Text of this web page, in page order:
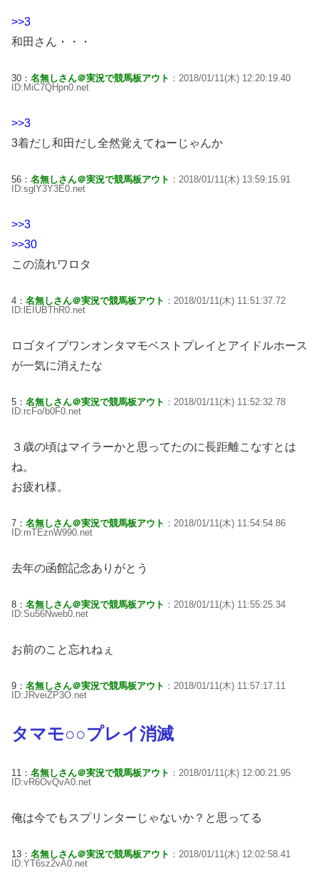
>>3
和田さん・・・
30： 名無しさん＠実況で競馬板アウト ：2018/01/11(木) 12:20:19.40
ID:MiC7QHpn0.net
>>3
3着だし和田だし全然覚えてねーじゃんか
56： 名無しさん＠実況で競馬板アウト ：2018/01/11(木) 13:59:15.91
ID:sglY3Y3E0.net
>>3
>>30
この流れワロタ
4： 名無しさん＠実況で競馬板アウト ：2018/01/11(木) 11:51:37.72
ID:lEIUBThR0.net
ロゴタイプワンオンタマモベストプレイとアイドルホース
が一気に消えたな
5： 名無しさん＠実況で競馬板アウト ：2018/01/11(木) 11:52:32.78
ID:rcFo/b0F0.net
３歳の頃はマイラーかと思ってたのに長距離こなすとは
ね。
お疲れ様。
7： 名無しさん＠実況で競馬板アウト ：2018/01/11(木) 11:54:54.86
ID:mTEznW990.net
去年の函館記念ありがとう
8： 名無しさん＠実況で競馬板アウト ：2018/01/11(木) 11:55:25.34
ID:Su56Nweb0.net
お前のこと忘れねぇ
9： 名無しさん＠実況で競馬板アウト ：2018/01/11(木) 11:57:17.11
ID:JRveiZP3O.net
タマモ○○プレイ消滅
11： 名無しさん＠実況で競馬板アウト ：2018/01/11(木) 12:00:21.95
ID:vR6OvQvA0.net
俺は今でもスプリンターじゃないか？と思ってる
13： 名無しさん＠実況で競馬板アウト ：2018/01/11(木) 12:02:58.41
ID:YT6sz2vA0.net